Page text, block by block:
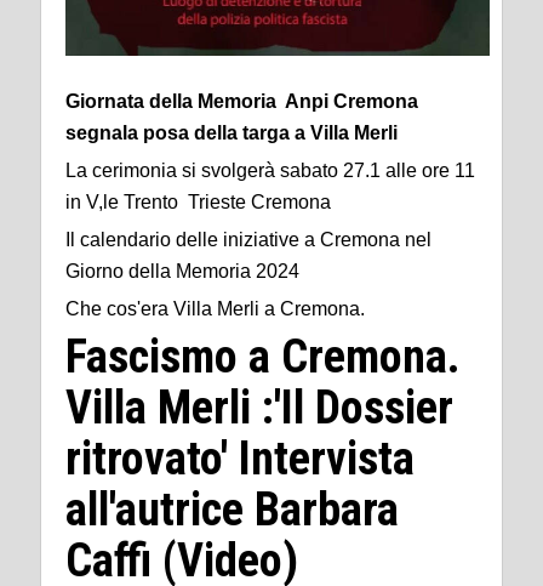
Giornata della Memoria Anpi Cremona
segnala posa della targa a Villa Merli
La cerimonia si svolgerà sabato 27.1 alle ore 11
in V,le Trento Trieste Cremona
Il calendario delle iniziative a Cremona nel
Giorno della Memoria 2024
Che cos'era Villa Merli a Cremona.
Fascismo a Cremona.
Villa Merli :'Il Dossier
ritrovato' Intervista
all'autrice Barbara
Caffi (Video)